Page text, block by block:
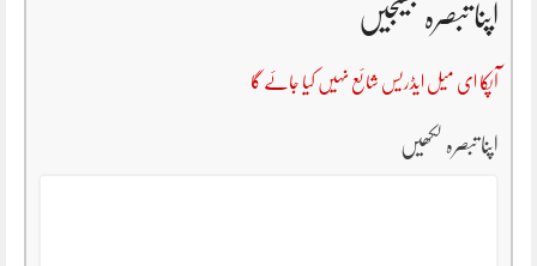
اپنا تبصرہ بھیجیں
آپکا ای میل ایڈریس شائع نہیں کیا جائے گا
اپنا تبصرہ لکھیں